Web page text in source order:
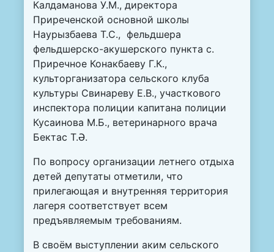
Калдаманова У.М., директора
Приреченской основной школы
Наурызбаева Т.С., фельдшера
фельдшерско-акушерского пункта с.
Приречное Конакбаеву Г.К.,
культорганизатора сельского клуба
культуры Свинареву Е.В., участкового
инспектора полиции капитана полиции
Кусаинова М.Б., ветеринарного врача
Бектас Т.Ә.
По вопросу организации летнего отдыха
детей депутаты отметили, что
прилегающая и внутренняя территория
лагеря соответствует всем
предъявляемым требованиям.
В своём выступлении аким сельского